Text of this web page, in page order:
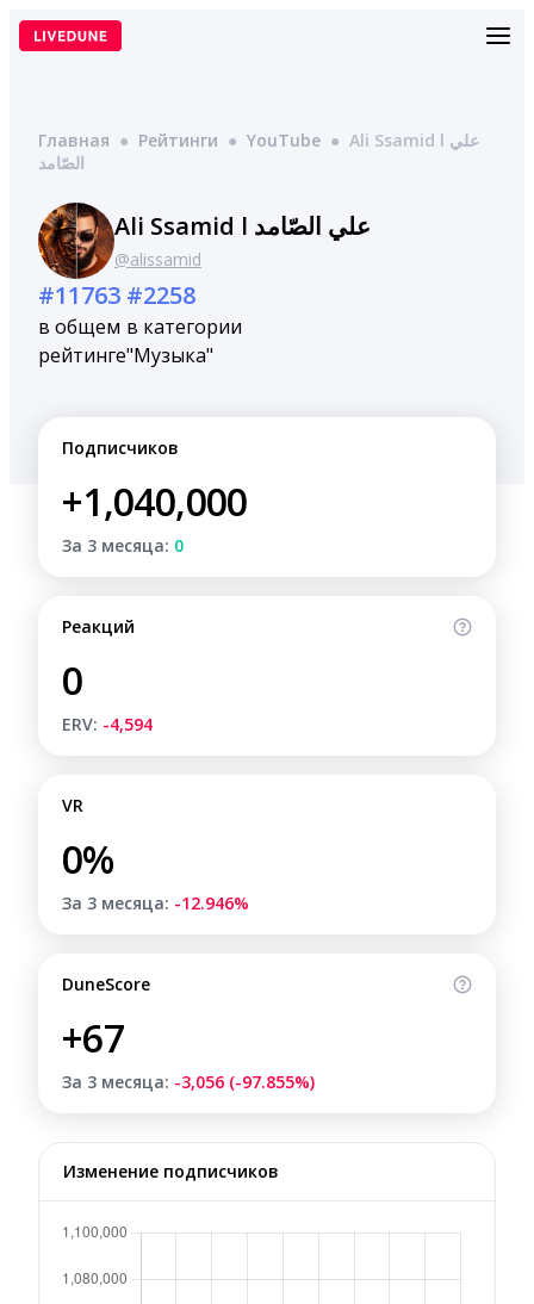
Перейти
Главная ● Рейтинги ● YouTube ● Ali Ssamid l علي
الصّامد
Ali Ssamid l علي الصّامد
@alissamid
#11763
в общем
рейтинге
#2258
в категории
"Музыка"
Подписчиков
+1,040,000
За 3 месяца: 0
Реакций
0
ERV: -4,594
VR
0%
За 3 месяца: -12.946%
DuneScore
+67
За 3 месяца: -3,056 (-97.855%)
Изменение подписчиков